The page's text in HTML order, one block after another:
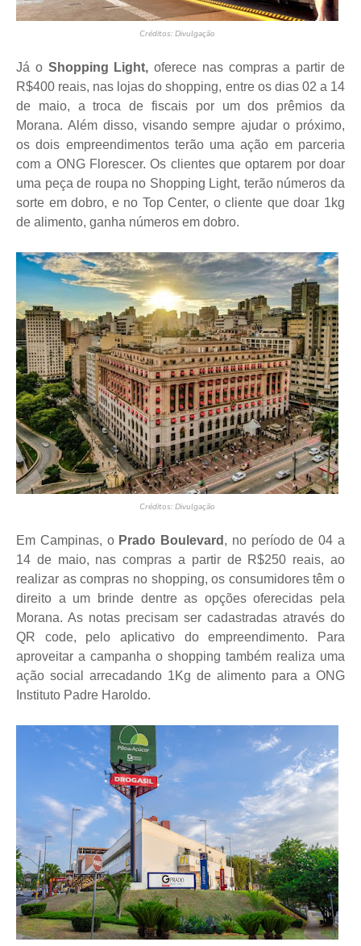
Créditos: Divulgação
Já o Shopping Light, oferece nas compras a partir de
R$400 reais, nas lojas do shopping, entre os dias 02 a 14
de maio, a troca de fiscais por um dos prêmios da
Morana. Além disso, visando sempre ajudar o próximo,
os dois empreendimentos terão uma ação em parceria
com a ONG Florescer. Os clientes que optarem por doar
uma peça de roupa no Shopping Light, terão números da
sorte em dobro, e no Top Center, o cliente que doar 1kg
de alimento, ganha números em dobro.
Créditos: Divulgação
Em Campinas, o Prado Boulevard , no período de 04 a
14 de maio, nas compras a partir de R$250 reais, ao
realizar as compras no shopping, os consumidores têm o
direito a um brinde dentre as opções oferecidas pela
Morana. As notas precisam ser cadastradas através do
QR code, pelo aplicativo do empreendimento. Para
aproveitar a campanha o shopping também realiza uma
ação social arrecadando 1Kg de alimento para a ONG
Instituto Padre Haroldo.